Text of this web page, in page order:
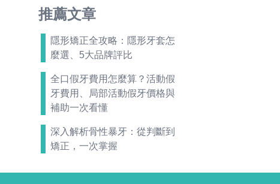
推薦文章
隱形矯正全攻略：隱形牙套怎
麼選、5大品牌評比
全口假牙費用怎麼算？活動假
牙費用、局部活動假牙價格與
補助一次看懂
深入解析骨性暴牙：從判斷到
矯正，一次掌握